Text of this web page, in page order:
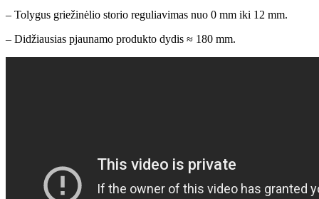
– Tolygus griežinėlio storio reguliavimas nuo 0 mm iki 12 mm.
– Didžiausias pjaunamo produkto dydis ≈ 180 mm.